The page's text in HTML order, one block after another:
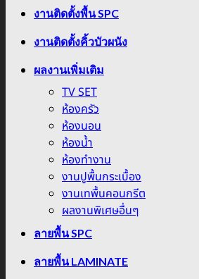
งานติดตั้งพื้น SPC
งานติดตั้งคิ้วบัวผนัง
ผลงานเพิ่มเติม
TV SET
ห้องครัว
ห้องนอน
ห้องน้ำ
ห้องทำงาน
งานปูพื้นกระเบื้อง
งานเทพื้นคอนกรีต
ผลงานพิเศษอื่นๆ
ลายพื้น SPC
ลายพื้น LAMINATE